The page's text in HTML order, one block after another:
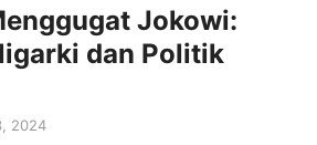
Jokowi:
dan Politik
2024